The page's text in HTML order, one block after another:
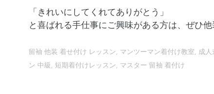
「きれいにしてくれてありがとう」
と喜ばれる手仕事にご興味がある方は、ぜひ他
留袖 他装 着せ付け レッスン, マンツーマン着付け教室, 成
ン 中級, 短期着付けレッスン, マスター 留袖 着付け